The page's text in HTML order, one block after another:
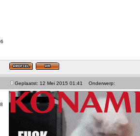
Geplaatst: 12 Mei 2015 01:41 Onderwerp: